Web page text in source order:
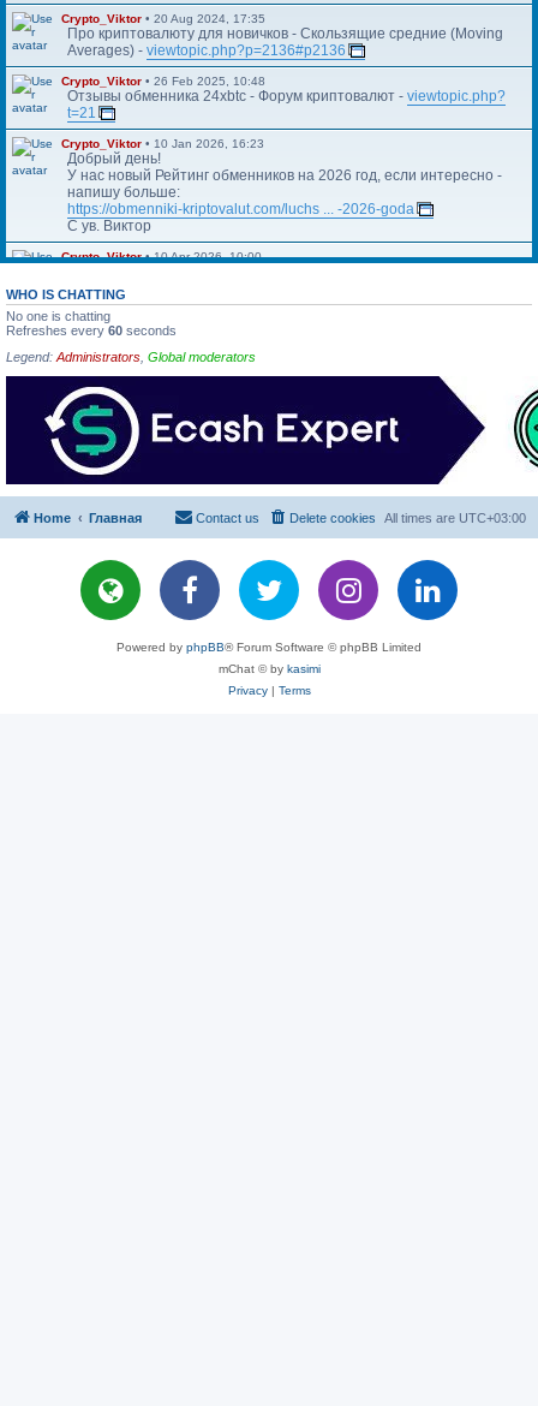
Crypto_Viktor • 20 Aug 2024, 17:35
Про криптовалюту для новичков - Скользящие средние (Moving
Averages) - viewtopic.php?p=2136#p2136
Crypto_Viktor • 26 Feb 2025, 10:48
Отзывы обменника 24xbtc - Форум криптовалют - viewtopic.php?
t=21
Crypto_Viktor • 10 Jan 2026, 16:23
Добрый день!
У нас новый Рейтинг обменников на 2026 год, если интересно -
напишу больше:
https://obmenniki-kriptovalut.com/luchs ... -2026-goda
С ув. Виктор
Crypto_Viktor•10 Apr 2026, 10:00
WHO IS CHATTING
No one is chatting
Refreshes every 60 seconds
Legend: Administrators Global moderators
Home Главная All times are UTC+03:00
Delete cookies
Contact us
Powered by phpBB® Forum Software © phpBB Limited
mChat © by kasimi
Privacy| Terms